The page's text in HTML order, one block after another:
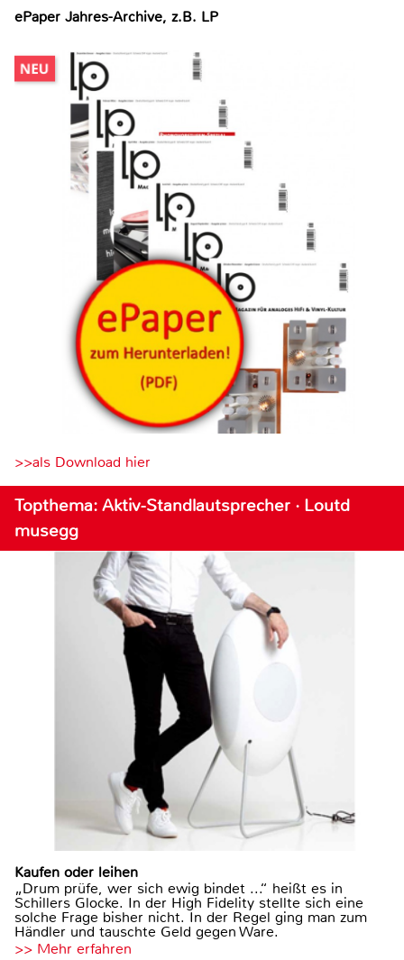
ePaper Jahres-Archive, z.B. LP
>>als Download hier
Topthema: Aktiv-Standlautsprecher · Loutd
musegg
Kaufen oder leihen
„Drum prüfe, wer sich ewig bindet ...“ heißt es in
Schillers Glocke. In der High Fidelity stellte sich eine
solche Frage bisher nicht. In der Regel ging man zum
Händler und tauschte Geld gegen Ware.
>> Mehr erfahren